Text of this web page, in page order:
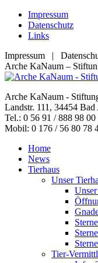
Zum
Inhalt
springen
Impressum
Datenschutz
Links
Impressum |
Facebook
page
in
new
window
YouTube
page
in
new
window
RSS
page
in
new
window
E-
Mail
opens
in
new
window
Arche KaNaum –
Arche KaNaum -
Landstr. 111, 34454
Tel.: 0 56 91 / 888 98 00
Mobil: 0 176 / 56 80 78
Home
News
Tierhaus
Unser
Tier-